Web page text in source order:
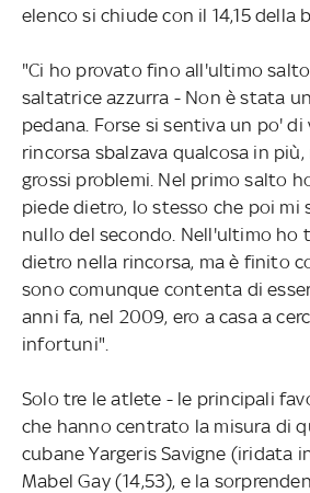
elenco si chiude con il 14,15 della
"Ci ho provato fino all'ultimo
saltatrice azzurra - Non è stata
pedana. Forse si sentiva un po'
rincorsa sbalzava qualcosa in
grossi problemi. Nel primo salto
piede dietro, lo stesso che poi mi
nullo del secondo. Nell'ultimo ho
dietro nella rincorsa, ma è finito
sono comunque contenta di
anni fa, nel 2009, ero a casa a
infortuni".
Solo tre le atlete - le principali
che hanno centrato la misura di
cubane Yargeris Savigne (iridata
Mabel Gay (14,53), e la